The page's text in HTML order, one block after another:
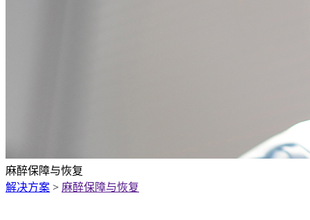
麻醉保障与恢复
解决方案 > 麻醉保障与恢复